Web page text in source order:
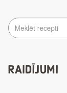
RAIDĪJUMI